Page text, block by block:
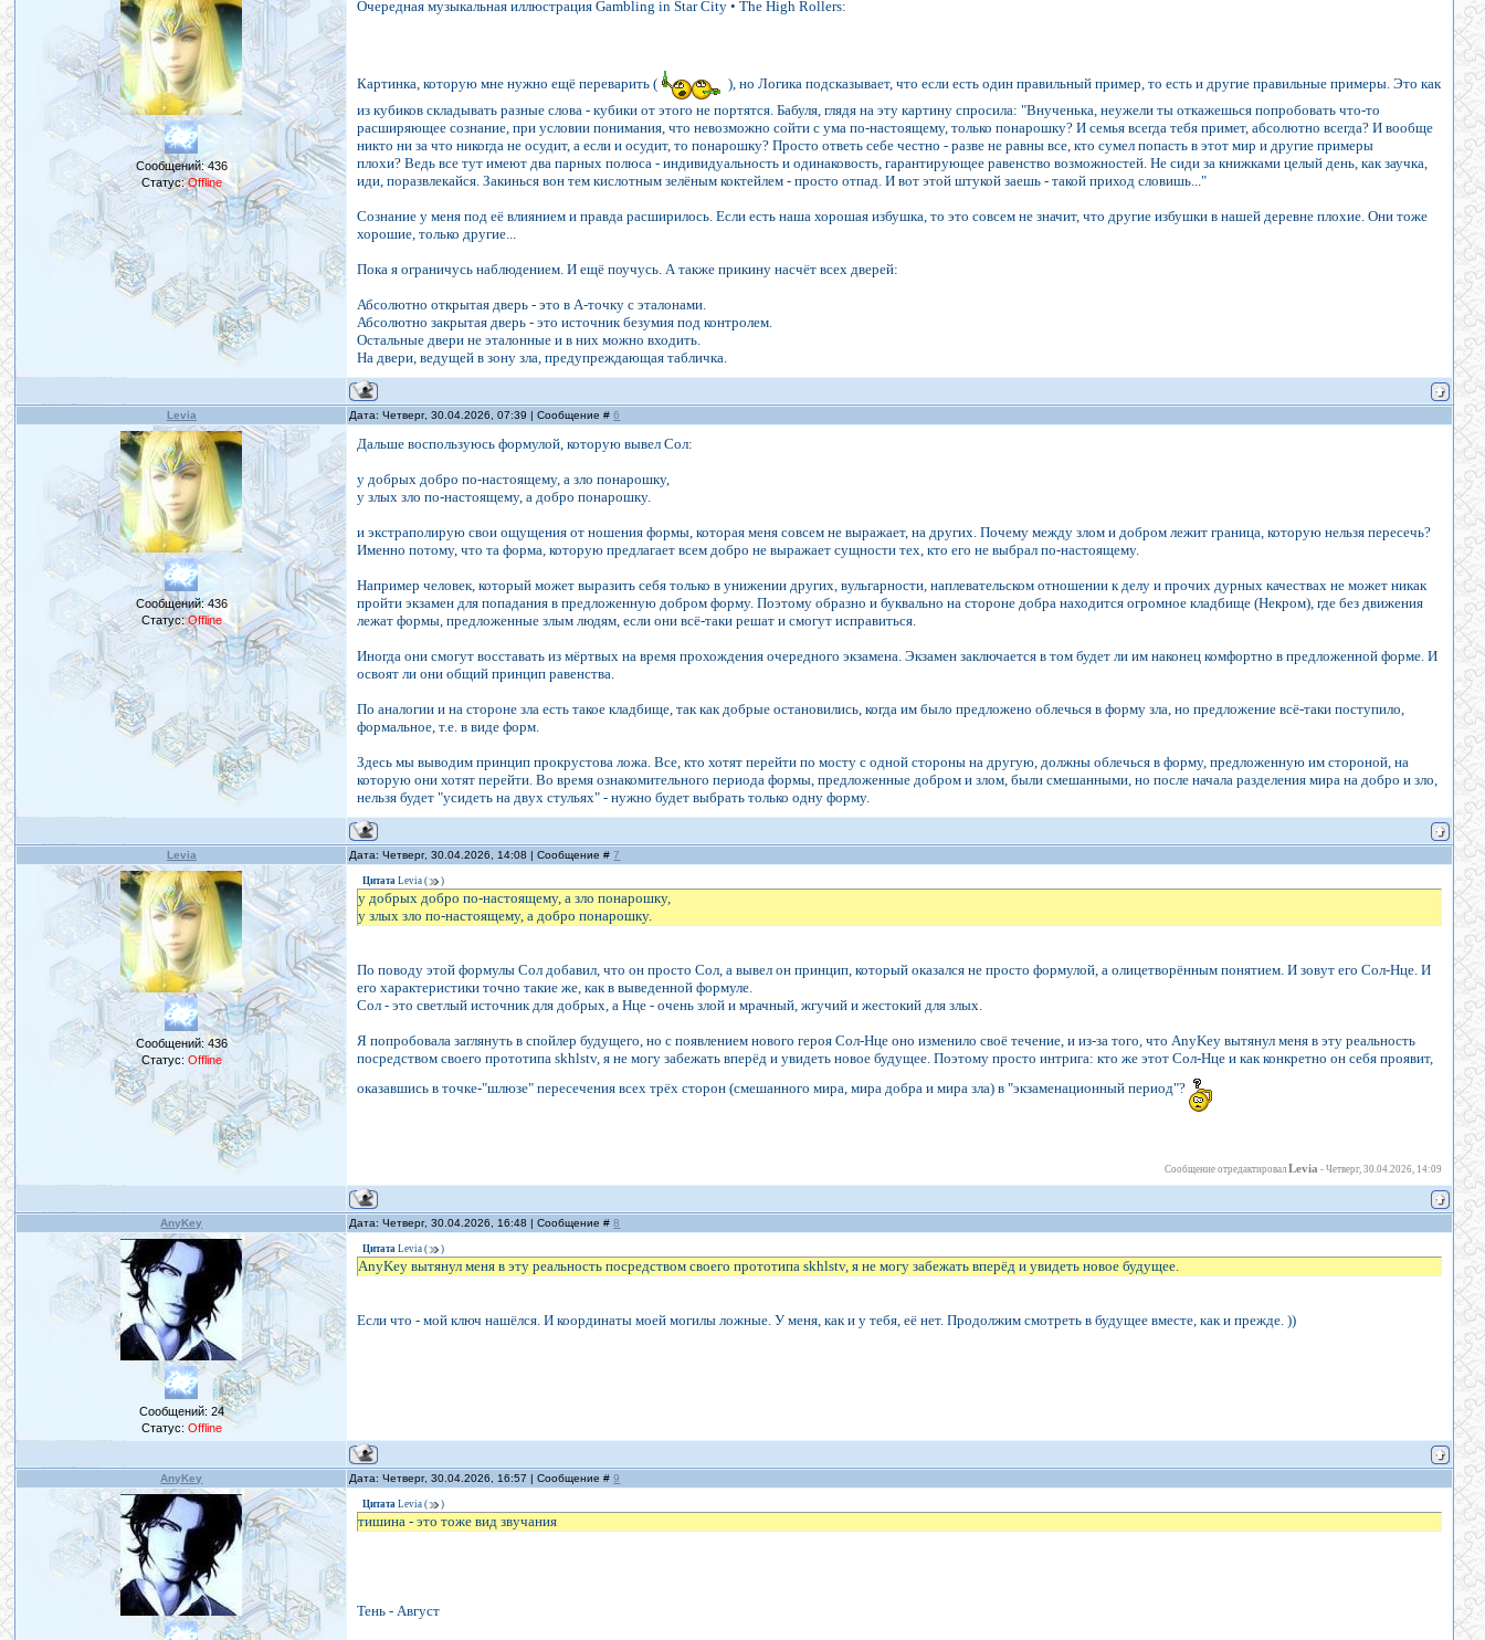
Сообщений:436
Статус:Offline
Очередная музыкальная иллюстрация Gambling in Star City • The High Rollers:
Картинка, которую мне нужно ещё переварить (
), но Логика подсказывает, что если есть один правильный пример, то есть и другие правильные примеры. Это как
из кубиков складывать разные слова - кубики от этого не портятся. Бабуля, глядя на эту картину спросила: "Внученька, неужели ты откажешься попробовать что-то
расширяющее сознание, при условии понимания, что невозможно сойти с ума по-настоящему, только понарошку? И семья всегда тебя примет, абсолютно всегда? И вообще
никто ни за что никогда не осудит, а если и осудит, то понарошку? Просто ответь себе честно - разве не равны все, кто сумел попасть в этот мир и другие примеры
плохи? Ведь все тут имеют два парных полюса - индивидуальность и одинаковость, гарантирующее равенство возможностей. Не сиди за книжками целый день, как заучка,
иди, поразвлекайся. Закинься вон тем кислотным зелёным коктейлем - просто отпад. И вот этой штукой заешь - такой приход словишь..."
Сознание у меня под её влиянием и правда расширилось. Если есть наша хорошая избушка, то это совсем не значит, что другие избушки в нашей деревне плохие. Они тоже
хорошие, только другие...
Пока я ограничусь наблюдением. И ещё поучусь. А также прикину насчёт всех дверей:
Абсолютно открытая дверь - это в А-точку с эталонами.
Абсолютно закрытая дверь - это источник безумия под контролем.
Остальные двери не эталонные и в них можно входить.
На двери, ведущей в зону зла, предупреждающая табличка.
Levia Дата: Четверг, 30.04.2026, 07:39 | Сообщение #6
Сообщений:436
Статус:Offline
Дальше воспользуюсь формулой, которую вывел Сол:
у добрых добро по-настоящему, а зло понарошку,
у злых зло по-настоящему, а добро понарошку.
и экстраполирую свои ощущения от ношения формы, которая меня совсем не выражает, на других. Почему между злом и добром лежит граница, которую нельзя пересечь?
Именно потому, что та форма, которую предлагает всем добро не выражает сущности тех, кто его не выбрал по-настоящему.
Например человек, который может выразить себя только в унижении других, вульгарности, наплевательском отношении к делу и прочих дурных качествах не может никак
пройти экзамен для попадания в предложенную добром форму. Поэтому образно и буквально на стороне добра находится огромное кладбище (Некром), где без движения
лежат формы, предложенные злым людям, если они всё-таки решат и смогут исправиться.
Иногда они смогут восставать из мёртвых на время прохождения очередного экзамена. Экзамен заключается в том будет ли им наконец комфортно в предложенной форме. И
освоят ли они общий принцип равенства.
По аналогии и на стороне зла есть такое кладбище, так как добрые остановились, когда им было предложено облечься в форму зла, но предложение всё-таки поступило,
формальное, т.е. в виде форм.
Здесь мы выводим принцип прокрустова ложа. Все, кто хотят перейти по мосту с одной стороны на другую, должны облечься в форму, предложенную им стороной, на
которую они хотят перейти. Во время ознакомительного периода формы, предложенные добром и злом, были смешанными, но после начала разделения мира на добро и зло,
нельзя будет "усидеть на двух стульях" - нужно будет выбрать только одну форму.
Levia Дата: Четверг, 30.04.2026, 14:08 | Сообщение #7
Сообщений:436
Статус: Offline
Цитата Levia ( )
у добрых добро по-настоящему, а зло понарошку,
у злых зло по-настоящему, а добро понарошку.
По поводу этой формулы Сол добавил, что он просто Сол, а вывел он принцип, который оказался не просто формулой, а олицетворённым понятием. И зовут его Сол-Нце. И
его характеристики точно такие же, как в выведенной формуле.
Сол - это светлый источник для добрых, а Нце - очень злой и мрачный, жгучий и жестокий для злых.
Я попробовала заглянуть в спойлер будущего, но с появлением нового героя Сол-Нце оно изменило своё течение, и из-за того, что AnyKey вытянул меня в эту реальность
посредством своего прототипа skhlstv, я не могу забежать вперёд и увидеть новое будущее. Поэтому просто интрига: кто же этот Сол-Нце и как конкретно он себя проявит,
оказавшись в точке-"шлюзе" пересечения всех трёх сторон (смешанного мира, мира добра и мира зла) в "экзаменационный период"?
Сообщение отредактировалLevia -Четверг, 30.04.2026, 14:09
AnyKey Дата: Четверг, 30.04.2026, 16:48 | Сообщение #8
Сообщений: 24
Статус: Offline
Цитата Levia ( )
AnyKey вытянул меня в эту реальность посредством своего прототипа skhlstv, я не могу забежать вперёд и увидеть новое будущее.
Если что - мой ключ нашёлся. И координаты моей могилы ложные. У меня, как и у тебя, её нет. Продолжим смотреть в будущее вместе, как и прежде. ))
AnyKey Дата: Четверг, 30.04.2026, 16:57 | Сообщение #9
Цитата Levia ( )
тишина - это тоже вид звучания
Тень - Август